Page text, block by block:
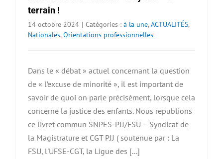
terrain !
14 octobre 2024 | Catégories : à la une,ACTUALITÉS,
Nationales,Orientations professionnelles
Dans le « débat » actuel concernant la question
de « l’excuse de minorité », il est important de
savoir de quoi on parle précisément, lorsque cela
concerne la justice des enfants. Nous republions
ce livret commun SNPES-PJJ/FSU – Syndicat de
la Magistrature et CGT PJJ ( soutenue par : La
FSU, l'UFSE-CGT, la Ligue des [...]